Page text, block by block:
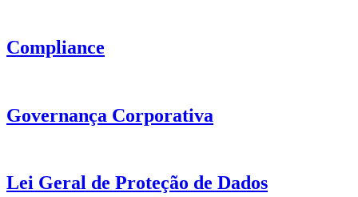
Compliance
Governança Corporativa
Lei Geral de Proteção de Dados